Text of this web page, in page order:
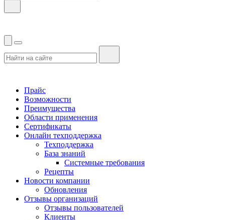
Прайс
Возможности
Преимущества
Области применения
Сертификаты
Онлайн техподдержка
Техподдержка
База знаний
Системные требования
Рецепты
Новости компании
Обновления
Отзывы организаций
Отзывы пользователей
Клиенты